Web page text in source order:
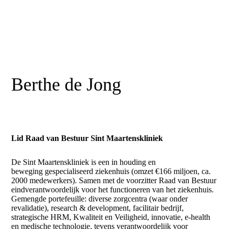
Berthe de Jong
Lid Raad van Bestuur Sint Maartenskliniek
De Sint Maartenskliniek is een in houding en
beweging gespecialiseerd ziekenhuis (omzet €166 miljoen, ca.
2000 medewerkers). Samen met de voorzitter Raad van Bestuur
eindverantwoordelijk voor het functioneren van het ziekenhuis.
Gemengde portefeuille: diverse zorgcentra (waar onder
revalidatie), research & development, facilitair bedrijf,
strategische HRM, Kwaliteit en Veiligheid, innovatie, e-health
en medische technologie, tevens verantwoordelijk voor